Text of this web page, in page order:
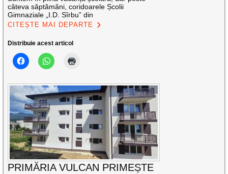
câteva săptămâni, coridoarele Școlii
Gimnaziale „I.D. Sîrbu” din
CITEȘTE MAI DEPARTE
Distribuie acest articol
PRIMĂRIA VULCAN PRIMEȘTE